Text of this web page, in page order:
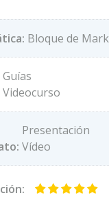
Bloque de
Guías
Videocurso
Presentación
Vídeo